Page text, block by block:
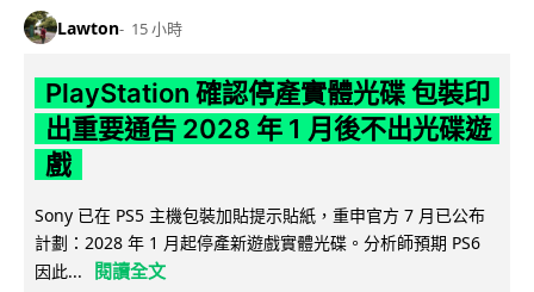
Lawton 15 小時
PlayStation 確認停產實體光碟 包裝印
出重要通告 2028 年 1 月後不出光碟遊
戲
Sony 已在 PS5 主機包裝加貼提示貼紙，重申官方 7 月已公布
計劃：2028 年 1 月起停產新遊戲實體光碟。分析師預期 PS6
因此...
閱讀全文